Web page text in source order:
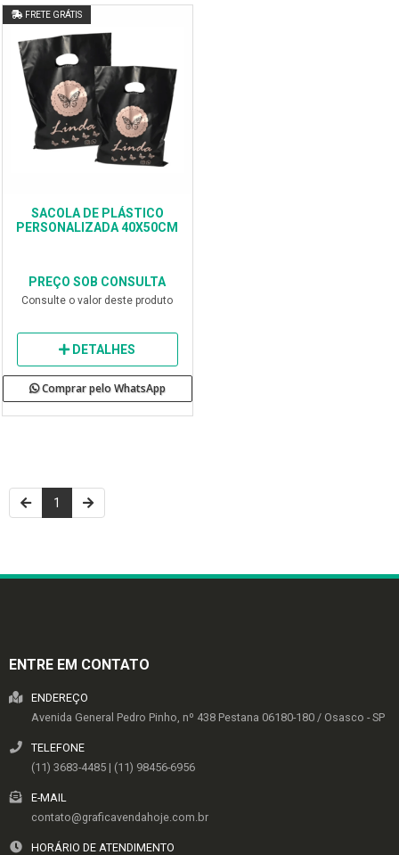
FRETE GRÁTIS
SACOLA DE PLÁSTICO
PERSONALIZADA 40X50CM
PREÇO SOB CONSULTA
Consulte o valor deste produto
DETALHES
Comprar pelo WhatsApp
1
ENTRE EM CONTATO
ENDEREÇO
Avenida General Pedro Pinho, nº 438 Pestana 06180-180 / Osasco - SP
TELEFONE
(11) 3683-4485 | (11) 98456-6956
E-MAIL
contato@graficavendahoje.com.br
HORÁRIO DE ATENDIMENTO